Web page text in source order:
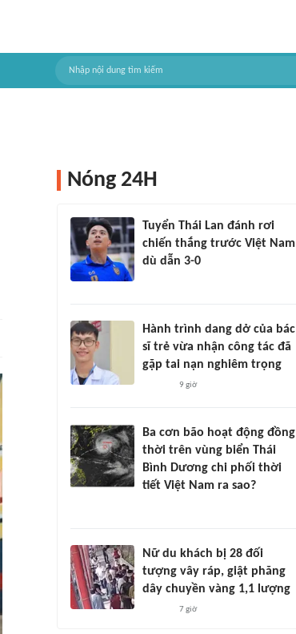
Nóng 24H
Tuyển Thái Lan đánh rơi
chiến thắng trước Việt Nam
dù dẫn 3-0
Hành trình dang dở của bác
sĩ trẻ vừa nhận công tác đã
gặp tai nạn nghiêm trọng
9 giờ
Ba cơn bão hoạt động đồng
thời trên vùng biển Thái
Bình Dương chi phối thời
tiết Việt Nam ra sao?
Nữ du khách bị 28 đối
tượng vây ráp, giật phăng
dây chuyền vàng 1,1 lượng
7 giờ